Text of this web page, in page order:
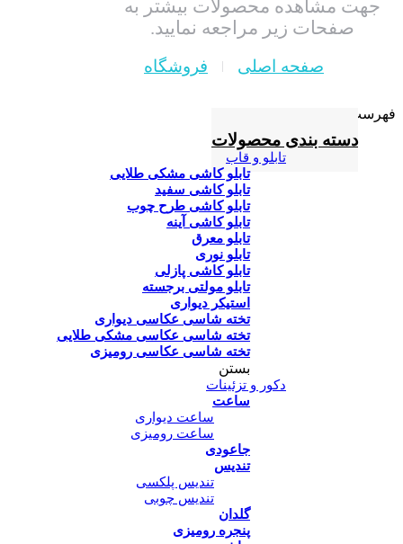
جهت مشاهده محصولات بیشتر به
صفحات زیر مراجعه نمایید.
صفحه اصلی فروشگاه
فهرست
دسته بندی محصولات
تابلو و قاب
تابلو کاشی مشکی طلایی
تابلو کاشی سفید
تابلو کاشی طرح چوب
تابلو کاشی آینه
تابلو معرق
تابلو نوری
تابلو کاشی پازلی
تابلو مولتی برجسته
استیکر دیواری
تخته شاسی عکاسی دیواری
تخته شاسی عکاسی مشکی طلایی
تخته شاسی عکاسی رومیزی
بستن
دکور و تزئینات
ساعت
ساعت دیواری
ساعت رومیزی
جاعودی
تندیس
تندیس پلکسی
تندیس چوبی
گلدان
پنجره رومیزی